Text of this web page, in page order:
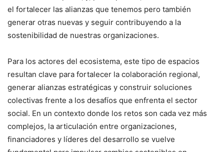
el fortalecer las alianzas que tenemos pero también
generar otras nuevas y seguir contribuyendo a la
sostenibilidad de nuestras organizaciones.
Para los actores del ecosistema, este tipo de espacios
resultan clave para fortalecer la colaboración regional,
generar alianzas estratégicas y construir soluciones
colectivas frente a los desafíos que enfrenta el sector
social. En un contexto donde los retos son cada vez más
complejos, la articulación entre organizaciones,
financiadores y líderes del desarrollo se vuelve